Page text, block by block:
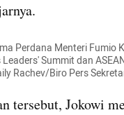
Perdana Menteri Fumio
Summit dan
Rachev/Biro Pers
tersebut, Jokowi